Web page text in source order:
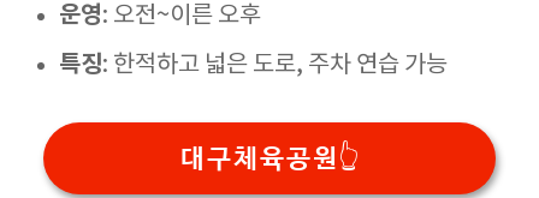
운영: 오전~이른 오후
특징: 한적하고 넓은 도로, 주차 연습 가능
대구체육공원👆️